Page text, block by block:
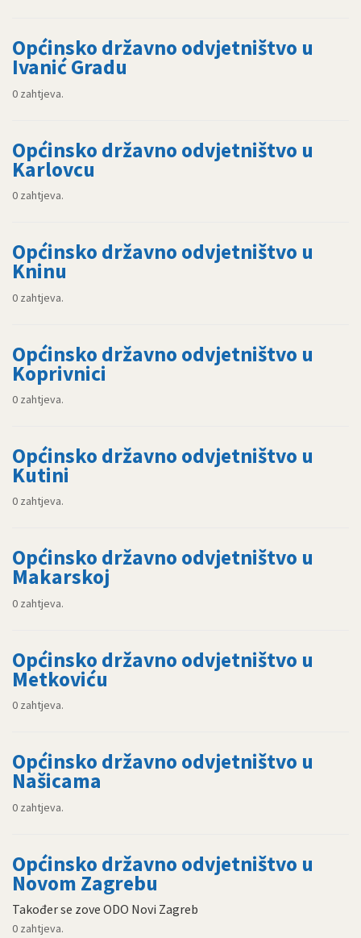
Općinsko državno odvjetništvo u
Ivanić Gradu
0 zahtjeva.
Općinsko državno odvjetništvo u
Karlovcu
0 zahtjeva.
Općinsko državno odvjetništvo u
Kninu
0 zahtjeva.
Općinsko državno odvjetništvo u
Koprivnici
0 zahtjeva.
Općinsko državno odvjetništvo u
Kutini
0 zahtjeva.
Općinsko državno odvjetništvo u
Makarskoj
0 zahtjeva.
Općinsko državno odvjetništvo u
Metkoviću
0 zahtjeva.
Općinsko državno odvjetništvo u
Našicama
0 zahtjeva.
Općinsko državno odvjetništvo u
Novom Zagrebu
Također se zove ODO Novi Zagreb
0 zahtjeva.